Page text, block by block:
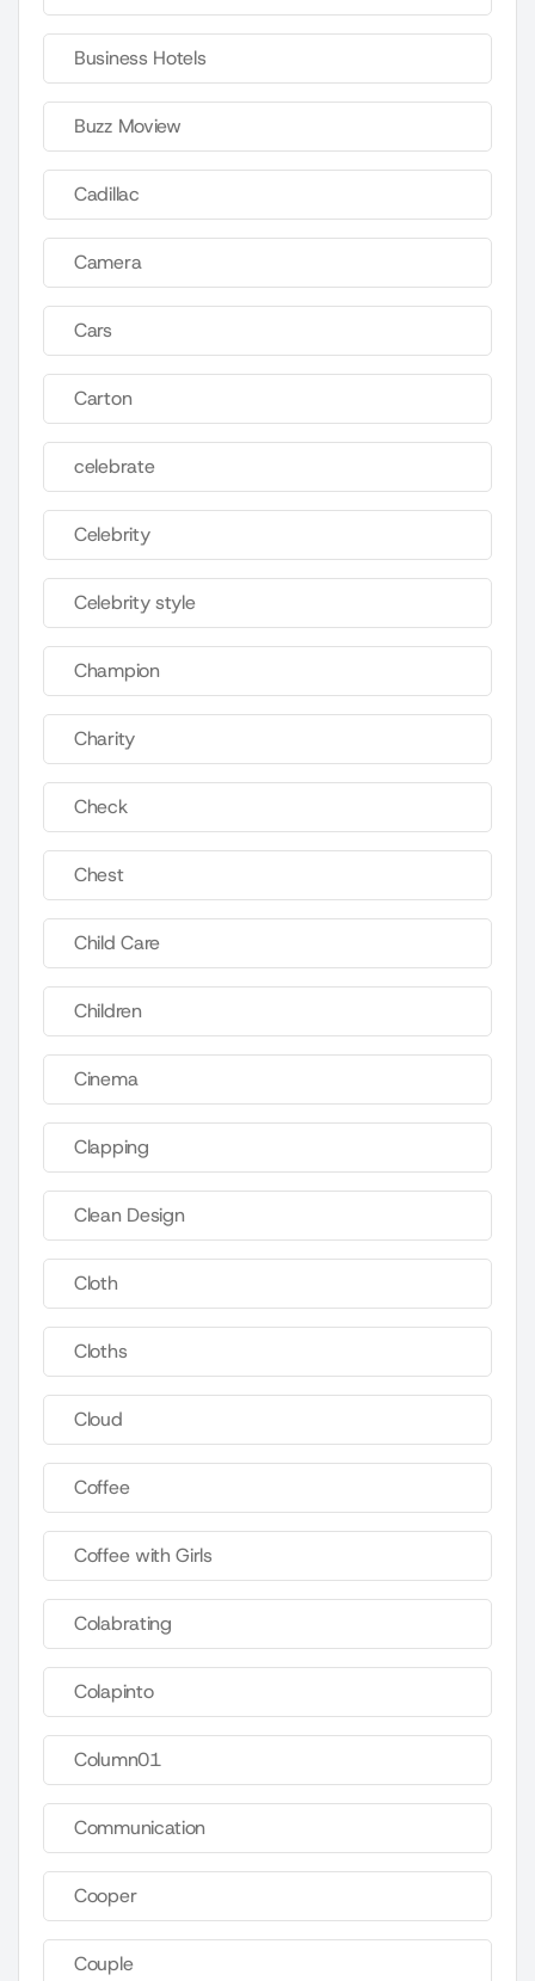
Business Hotels
Buzz Moview
Cadillac
Camera
Cars
Carton
celebrate
Celebrity
Celebrity style
Champion
Charity
Check
Chest
Child Care
Children
Cinema
Clapping
Clean Design
Cloth
Cloths
Cloud
Coffee
Coffee with Girls
Colabrating
Colapinto
Column01
Communication
Cooper
Couple